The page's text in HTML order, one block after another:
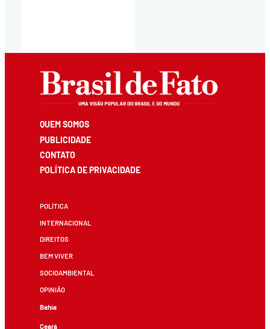
QUEM SOMOS
PUBLICIDADE
CONTATO
POLÍTICA DE PRIVACIDADE
POLÍTICA
INTERNACIONAL
DIREITOS
BEM VIVER
SOCIOAMBIENTAL
OPINIÃO
Bahia
Ceará